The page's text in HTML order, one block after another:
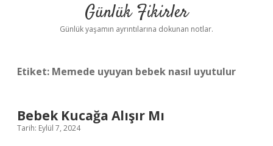
Yasal Uyarı
Günlük Fikirler
Günlük yaşamın ayrıntılarına dokunan notlar.
Etiket: Memede uyuyan bebek nasıl uyutulur
Bebek Kucağa Alışır Mı
Tarih: Eylül 7, 2024